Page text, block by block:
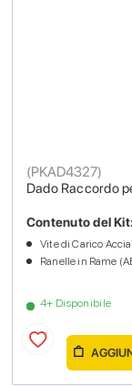
Dado Raccordo
(PKAD4327)
4+ Disponibile
Contenuto del Kit:
Vite di Carico
Ranelle in Rame